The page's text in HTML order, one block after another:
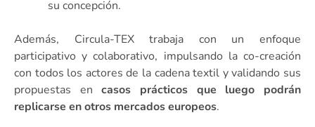
su concepción.
Además, Circula-TEX trabaja con un enfoque
participativo y colaborativo, impulsando la co-creación
con todos los actores de la cadena textil y validando sus
propuestas encasos prácticos que luego podrán
replicarse en otros mercados europeos.